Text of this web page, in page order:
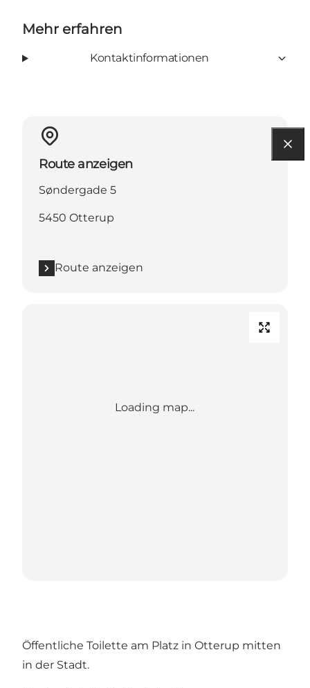
Mehr erfahren
Kontaktinformationen
Route anzeigen
Søndergade 5
5450 Otterup
Route anzeigen
Loading map...
Öffentliche Toilette am Platz in Otterup mitten
in der Stadt.